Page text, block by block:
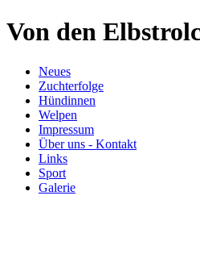
Von den
Neues
Zuchterfolge
Hündinnen
Welpen
Impressum
Über uns - Kontakt
Links
Sport
Galerie